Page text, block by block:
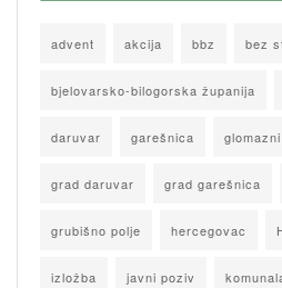
advent akcija bbz bez
bjelovarsko-bilogorska županija
daruvar garešnica
grad daruvar grad garešnica
grubišno polje hercegovac
izložba javni poziv